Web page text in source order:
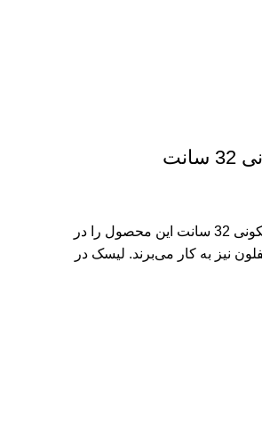
معرفی لیسک سیلیکونی 32 سانت این محصول را در
نیز به کار می‌برند. لیسک در